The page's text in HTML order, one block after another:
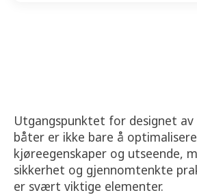
Utgangspunktet for designet av
båter er ikke bare å optimalisere
kjøreegenskaper og utseende,
sikkerhet og gjennomtenkte
er svært viktige elementer.